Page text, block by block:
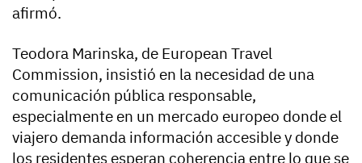
afirmó.
Teodora Marinska, de European Travel
Commission, insistió en la necesidad de una
comunicación pública responsable,
especialmente en un mercado europeo donde el
viajero demanda información accesible y donde
los residentes esperan coherencia entre lo que se